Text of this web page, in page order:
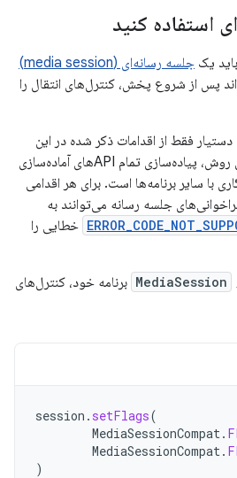
استفاده کنید
یک جلسه رسانه‌ای (media session)
پس از شروع پخش، کنترل‌های انتقال را
فقط از اقدامات ذکر شده در این
بخش استفاده می‌کند، بهترین روش، پیاده‌سازی تمام APIهای آماده‌سازی
با سایر برنامه‌ها است. برای هر اقدامی
جلسه رسانه می‌توانند به
خطایی را
MediaSession برنامه خود، کنترل‌های
session . setFlags(
MediaSessionCompat.
MediaSessionCompat.
)